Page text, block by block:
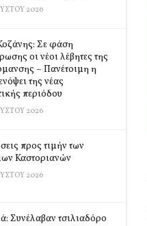
2026
Σε φάση
οι νέοι λέβητες της
– Πανέτοιμη η
της νέας
περιόδου
2026
προς τιμήν των
Καστοριανών
2026
Συνέλαβαν τσιλιαδόρο